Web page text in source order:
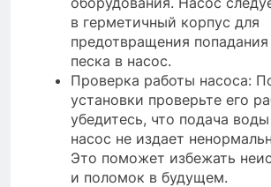
в герметичный корпус для
предотвращения попадания
песка в насос.
Проверка работы насоса:
установки проверьте его
убедитесь, что подача
насос не издает
Это поможет избежать
и поломок в будущем.